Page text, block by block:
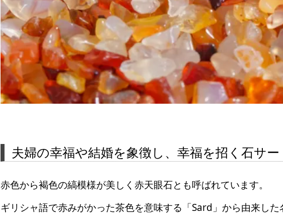
夫婦の幸福や結婚を象徴し、幸福を招く石サ
赤色から褐色の縞模様が美しく赤天眼石とも呼ばれています。
ギリシャ語で赤みがかった茶色を意味する「Sard」から由来し